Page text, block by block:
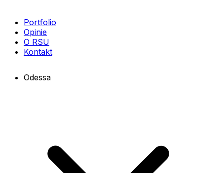
Portfolio
Opinie
O RSU
Kontakt
Odessa